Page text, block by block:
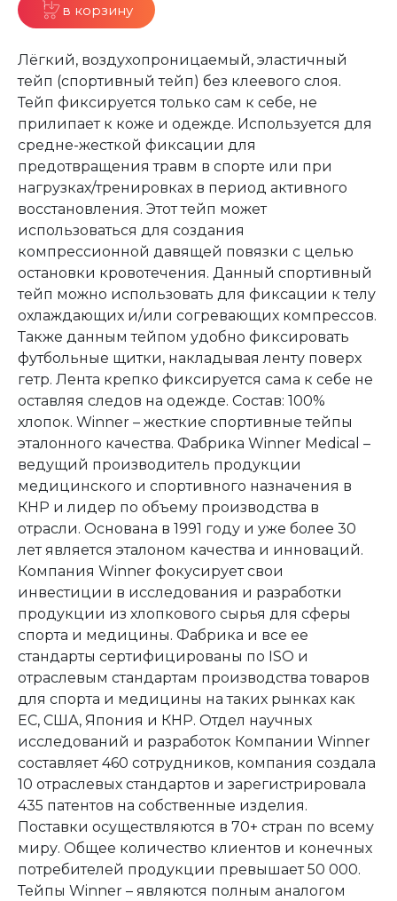
в корзину
Лёгкий, воздухопроницаемый, эластичный
тейп (спортивный тейп) без клеевого слоя.
Тейп фиксируется только сам к себе, не
прилипает к коже и одежде. Используется для
средне-жесткой фиксации для
предотвращения травм в спорте или при
нагрузках/тренировках в период активного
восстановления. Этот тейп может
использоваться для создания
компрессионной давящей повязки с целью
остановки кровотечения. Данный спортивный
тейп можно использовать для фиксации к телу
охлаждающих и/или согревающих компрессов.
Также данным тейпом удобно фиксировать
футбольные щитки, накладывая ленту поверх
гетр. Лента крепко фиксируется сама к себе не
оставляя следов на одежде. Состав: 100%
хлопок. Winner – жесткие спортивные тейпы
эталонного качества. Фабрика Winner Medical –
ведущий производитель продукции
медицинского и спортивного назначения в
КНР и лидер по объему производства в
отрасли. Основана в 1991 году и уже более 30
лет является эталоном качества и инноваций.
Компания Winner фокусирует свои
инвестиции в исследования и разработки
продукции из хлопкового сырья для сферы
спорта и медицины. Фабрика и все ее
стандарты сертифицированы по ISO и
отраслевым стандартам производства товаров
для спорта и медицины на таких рынках как
ЕС, США, Япония и КНР. Отдел научных
исследований и разработок Компании Winner
составляет 460 сотрудников, компания создала
10 отраслевых стандартов и зарегистрировала
435 патентов на собственные изделия.
Поставки осуществляются в 70+ стран по всему
миру. Общее количество клиентов и конечных
потребителей продукции превышает 50 000.
Тейпы Winner – являются полным аналогом